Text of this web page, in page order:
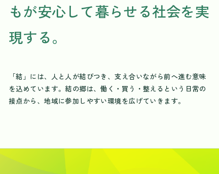
もが安心して暮らせる社会を実
現する。
「結」には、人と人が結びつき、支え合いながら前へ進む意味
を込めています。結の郷は、働く・買う・整えるという日常の
接点から、地域に参加しやすい環境を広げていきます。